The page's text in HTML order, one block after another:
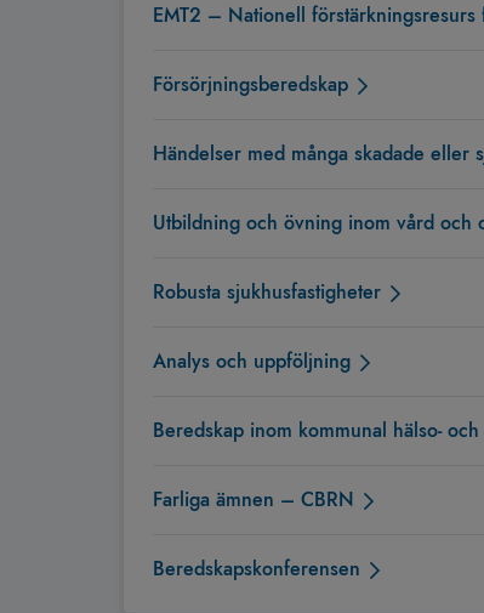
EMT2 – Nationell
Försörjningsberedskap
Händelser med många skadade eller
Utbildning och övning inom vård och
Robusta sjukhusfastigheter
Analys och uppföljning
Beredskap inom kommunal hälso-
Farliga ämnen – CBRN
Beredskapskonferensen